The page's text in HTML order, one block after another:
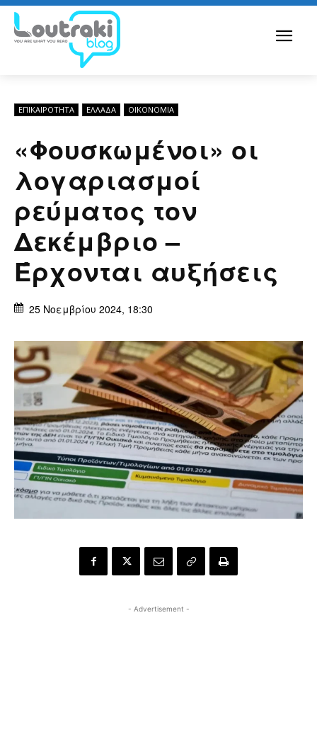
ΕΠΙΚΑΙΡΟΤΗΤΑ ΕΛΛΆΔΑ ΟΙΚΟΝΟΜΊΑ
«Φουσκωμένοι» οι
λογαριασμοί
ρεύματος τον
Δεκέμβριο –
Έρχονται αυξήσεις
25 Νοεμβρίου 2024, 18:30
- Advertisement -